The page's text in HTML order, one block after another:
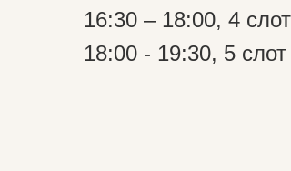
16:30 – 18:00, 4 слот
18:00 - 19:30, 5 слот